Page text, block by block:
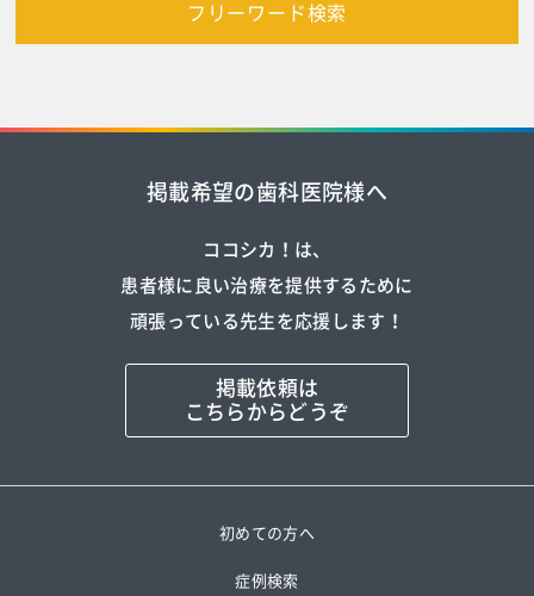
フリーワード検索
掲載希望の歯科医院様へ
ココシカ！は、
患者様に良い治療を提供するために
頑張っている先生を応援します！
掲載依頼は
こちらからどうぞ
初めての方へ
症例検索